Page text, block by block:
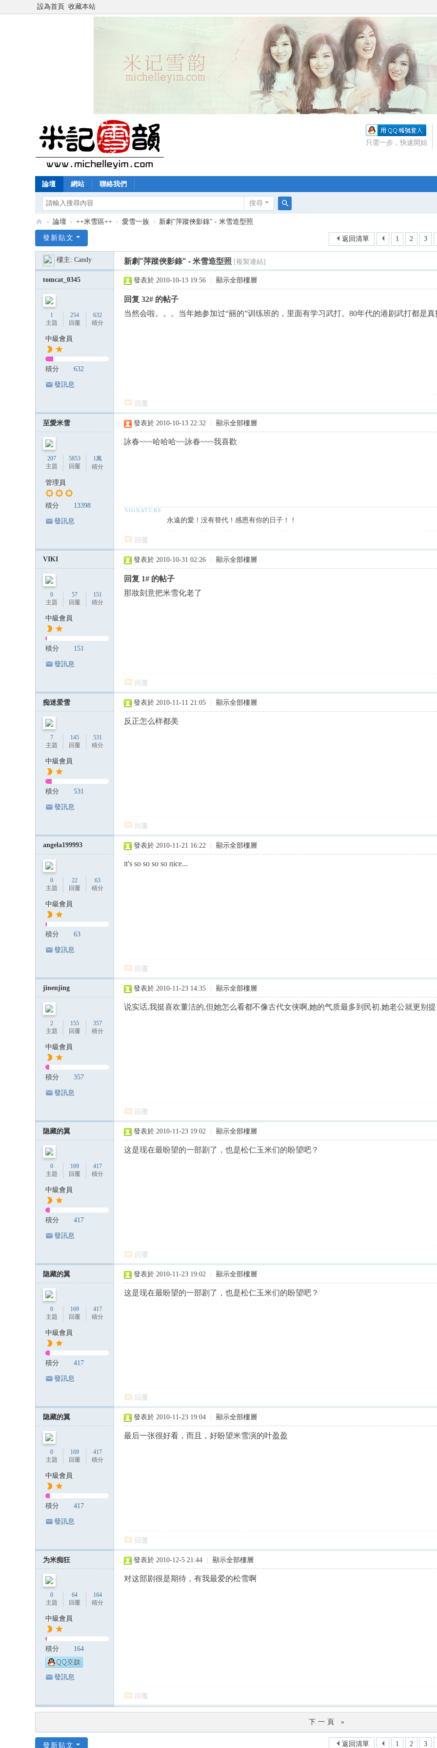
設為首頁 收藏本站
只需一步，快速開始
論壇 網站 聯絡我們
搜尋
米
:::
» 論壇 › ++米雪區++ › 愛雪一族 › 新劇"萍蹤俠影錄" - 米雪造型照
1 2 3
返回清單
發新貼文
樓主: Candy 新劇"萍蹤俠影錄" - 米雪造型照 [複製連結]
tomcat_0345
1
主題
254
回覆
632
積分
中級會員
積分 632
發訊息
發表於 2010-10-13 19:56 顯示全部樓層
回复 32# 的帖子
当然会啦。。。当年她参加过“丽的”训练班的，里面有学习武打。80年代的港剧武打都是
回覆
至愛米雪
207
主題
5853
回覆
1萬
積分
管理員
積分 13398
發訊息
發表於 2010-10-13 22:32 顯示全部樓層
詠春~~~哈哈哈~~詠春~~~我喜歡
永遠的愛！没有替代！感恩有你的日子！！
回覆
VIKI
0
主題
57
回覆
151
積分
中級會員
積分 151
發訊息
發表於 2010-10-31 02:26 顯示全部樓層
回复 1# 的帖子
那妝刻意把米雪化老了
回覆
痴迷爱雪
7
主題
145
回覆
531
積分
中級會員
積分 531
發訊息
發表於 2010-11-11 21:05 顯示全部樓層
反正怎么样都美
回覆
angela199993
0
主題
22
回覆
63
積分
中級會員
積分 63
發訊息
發表於 2010-11-21 16:22 顯示全部樓層
it's so so so so nice...
回覆
jinenjing
2
主題
155
回覆
357
積分
中級會員
積分 357
發訊息
發表於 2010-11-23 14:35 顯示全部樓層
说实话,我挺喜欢董洁的,但她怎么看都不像古代女侠啊,她的气质最多到民初.她老公就更别
回覆
隐藏的翼
0
主題
169
回覆
417
積分
中級會員
積分 417
發訊息
發表於 2010-11-23 19:02 顯示全部樓層
这是现在最盼望的一部剧了，也是松仁玉米们的盼望吧？
回覆
隐藏的翼
0
主題
169
回覆
417
積分
中級會員
積分 417
發訊息
發表於 2010-11-23 19:02 顯示全部樓層
这是现在最盼望的一部剧了，也是松仁玉米们的盼望吧？
回覆
隐藏的翼
0
主題
169
回覆
417
積分
中級會員
積分 417
發訊息
發表於 2010-11-23 19:04 顯示全部樓層
最后一张很好看，而且，好盼望米雪演的叶盈盈
回覆
为米痴狂
0
主題
64
回覆
164
積分
中級會員
積分 164
發訊息
發表於 2010-12-5 21:44 顯示全部樓層
对这部剧很是期待，有我最爱的松雪啊
回覆
下一頁 »
1 2 3
返回清單
發新貼文